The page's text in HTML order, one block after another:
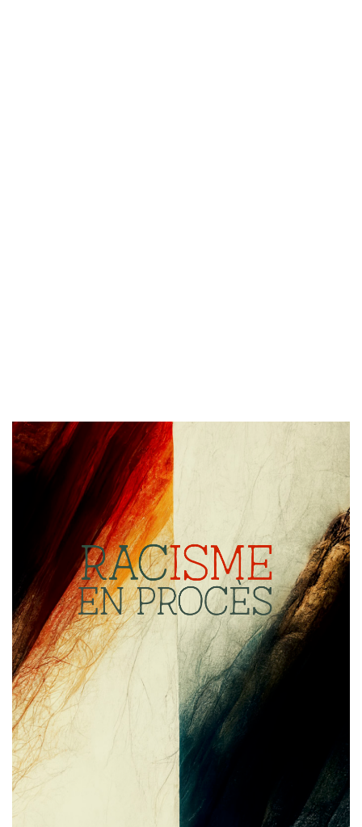
Image de couverture